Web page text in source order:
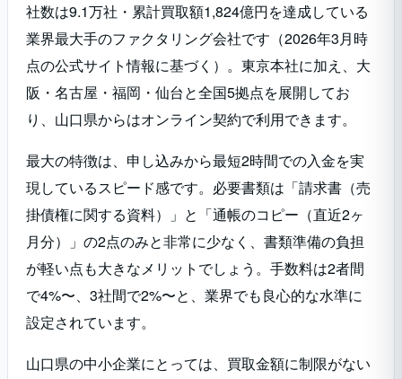
社数は9.1万社・累計買取額1,824億円を達成している
業界最大手のファクタリング会社です（2026年3月時
点の公式サイト情報に基づく）。東京本社に加え、大
阪・名古屋・福岡・仙台と全国5拠点を展開してお
り、山口県からはオンライン契約で利用できます。
最大の特徴は、申し込みから最短2時間での入金を実
現しているスピード感です。必要書類は「請求書（売
掛債権に関する資料）」と「通帳のコピー（直近2ヶ
月分）」の2点のみと非常に少なく、書類準備の負担
が軽い点も大きなメリットでしょう。手数料は2者間
で4%〜、3社間で2%〜と、業界でも良心的な水準に
設定されています。
山口県の中小企業にとっては、買取金額に制限がない